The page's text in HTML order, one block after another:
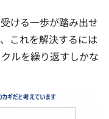
ける一歩が踏み出せ
これを解決するには
ルを繰り返すしかな